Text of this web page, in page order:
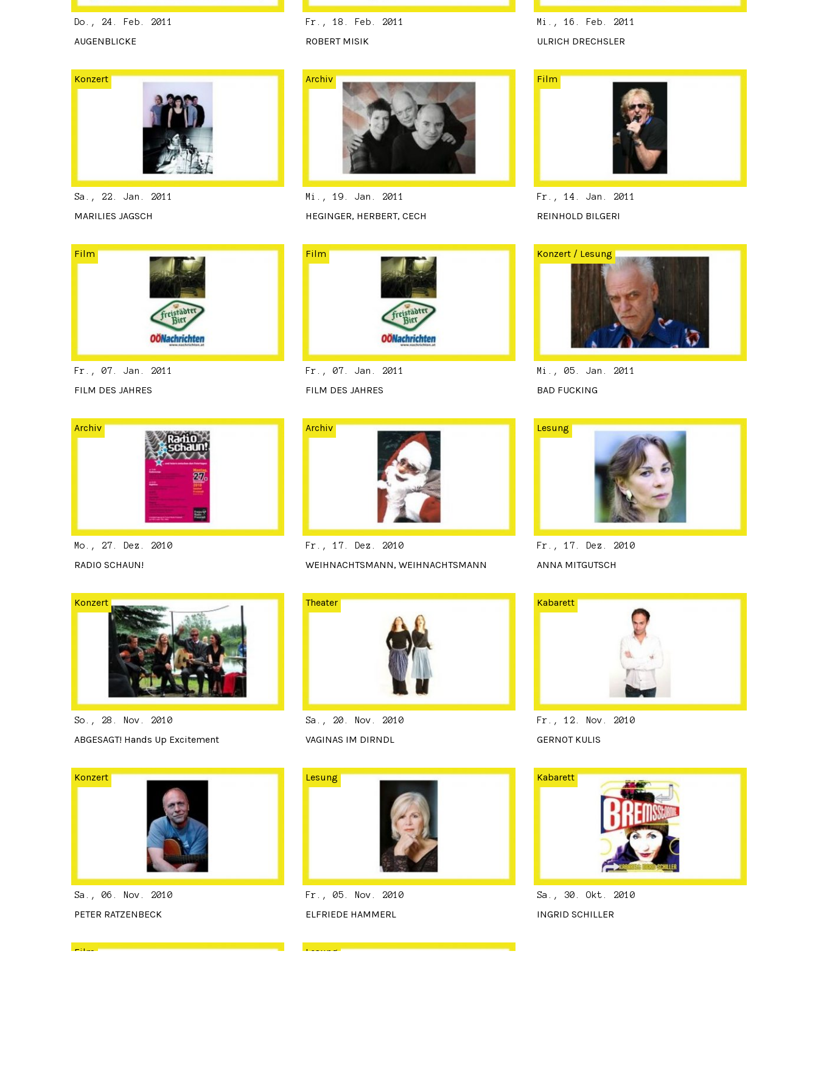
Do., 24. Feb. 2011
AUGENBLICKE
Fr., 18. Feb. 2011
ROBERT MISIK
Mi., 16. Feb. 2011
ULRICH DRECHSLER
Konzert
Sa., 22. Jan. 2011
MARILIES JAGSCH
Archiv
Mi., 19. Jan. 2011
HEGINGER, HERBERT, CECH
Film
Fr., 14. Jan. 2011
REINHOLD BILGERI
Film
Fr., 07. Jan. 2011
FILM DES JAHRES
Film
Fr., 07. Jan. 2011
FILM DES JAHRES
Konzert / Lesung
Mi., 05. Jan. 2011
BAD FUCKING
Archiv
Mo., 27. Dez. 2010
RADIO SCHAUN!
Archiv
Fr., 17. Dez. 2010
WEIHNACHTSMANN, WEIHNACHTSMANN
Lesung
Fr., 17. Dez. 2010
ANNA MITGUTSCH
Konzert
So., 28. Nov. 2010
ABGESAGT! Hands Up Excitement
Theater
Sa., 20. Nov. 2010
VAGINAS IM DIRNDL
Kabarett
Fr., 12. Nov. 2010
GERNOT KULIS
Konzert
Sa., 06. Nov. 2010
PETER RATZENBECK
Lesung
Fr., 05. Nov. 2010
ELFRIEDE HAMMERL
Kabarett
Sa., 30. Okt. 2010
INGRID SCHILLER
Film Lesung